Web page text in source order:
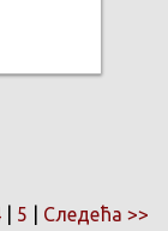
5 Следећа >>